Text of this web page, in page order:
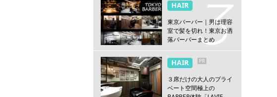
HAIR
東京バーバー｜男は理容
室で髪を切れ！東京お洒
落バーバーまとめ
HAIR PR
３席だけの大人のプライ
ベート空間極上の